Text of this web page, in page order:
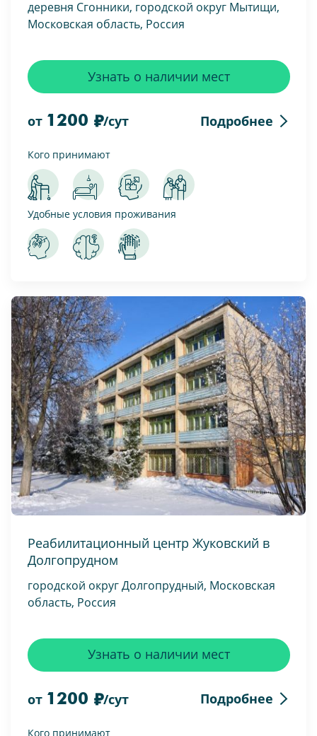
деревня Сгонники, городской округ Мытищи,
Московская область, Россия
от 1200 /сут Подробнее
Узнать о наличии мест
Кого принимают
Удобные условия проживания
Реабилитационный центр Жуковский в
Долгопрудном
городской округ Долгопрудный, Московская
область, Россия
от 1200 /сут Подробнее
Узнать о наличии мест
Кого принимают